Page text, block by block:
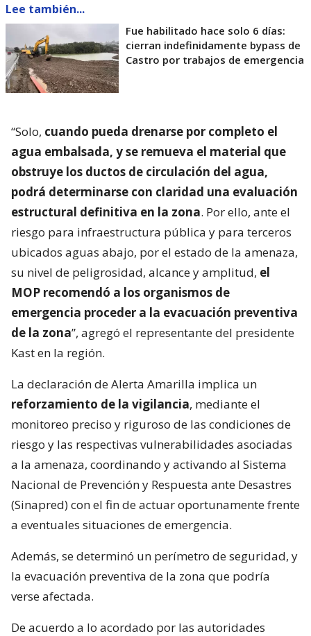
Lee también...
Fue habilitado hace solo 6 días:
cierran indefinidamente bypass de
Castro por trabajos de emergencia
“Solo, cuando pueda drenarse por completo el
agua embalsada, y se remueva el material que
obstruye los ductos de circulación del agua,
podrá determinarse con claridad una evaluación
estructural definitiva en la zona. Por ello, ante el
riesgo para infraestructura pública y para terceros
ubicados aguas abajo, por el estado de la amenaza,
su nivel de peligrosidad, alcance y amplitud, el
MOP recomendó a los organismos de
emergencia proceder a la evacuación preventiva
de la zona”, agregó el representante del presidente
Kast en la región.
La declaración de Alerta Amarilla implica un
reforzamiento de la vigilancia, mediante el
monitoreo preciso y riguroso de las condiciones de
riesgo y las respectivas vulnerabilidades asociadas
a la amenaza, coordinando y activando al Sistema
Nacional de Prevención y Respuesta ante Desastres
(Sinapred) con el fin de actuar oportunamente frente
a eventuales situaciones de emergencia.
Además, se determinó un perímetro de seguridad, y
la evacuación preventiva de la zona que podría
verse afectada.
De acuerdo a lo acordado por las autoridades